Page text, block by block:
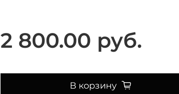
2 800.00 руб.
В корзину